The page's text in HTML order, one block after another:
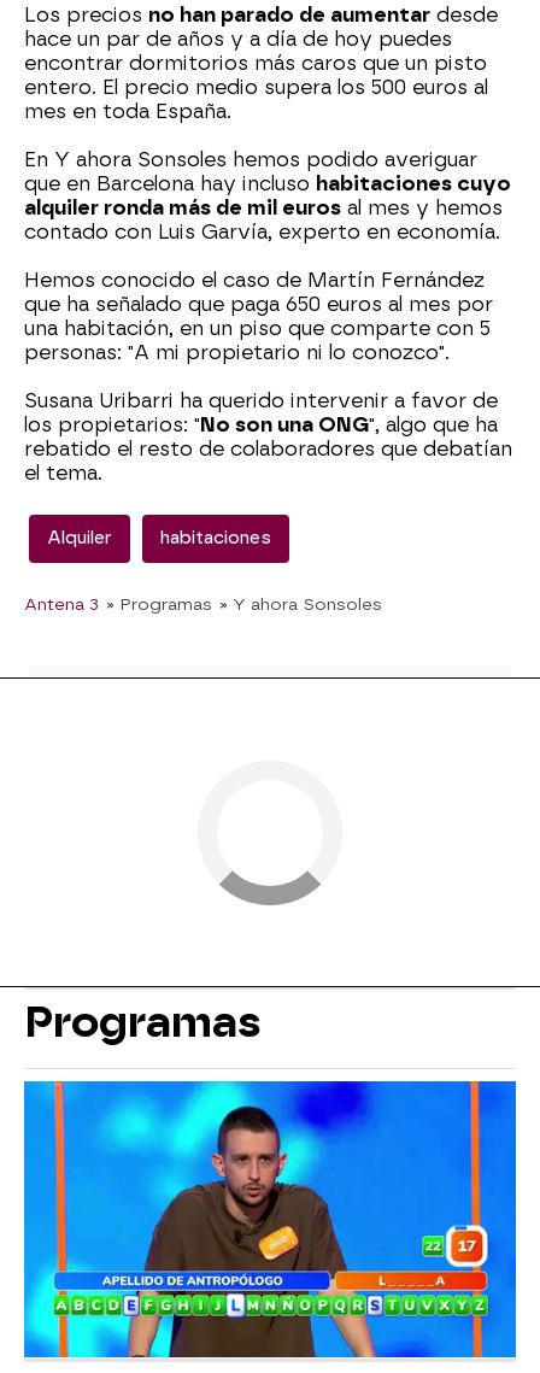
Los precios no han parado de aumentar desde
hace un par de años y a día de hoy puedes
encontrar dormitorios más caros que un pisto
entero. El precio medio supera los 500 euros al
mes en toda España.
En Y ahora Sonsoles hemos podido averiguar
que en Barcelona hay incluso habitaciones cuyo
alquiler ronda más de mil euros al mes y hemos
contado con Luis Garvía, experto en economía.
Hemos conocido el caso de Martín Fernández
que ha señalado que paga 650 euros al mes por
una habitación, en un piso que comparte con 5
personas: "A mi propietario ni lo conozco".
Susana Uribarri ha querido intervenir a favor de
los propietarios: " No son una ONG", algo que ha
rebatido el resto de colaboradores que debatían
el tema.
Alquiler habitaciones
Antena 3 » Programas » Y ahora Sonsoles
Programas